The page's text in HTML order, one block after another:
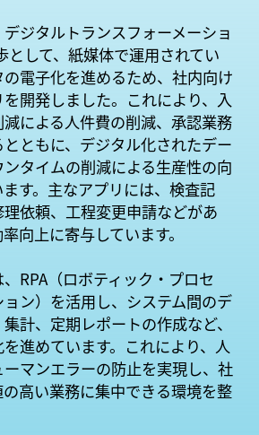
ジタルトランスフォーメーショ
として、紙媒体で運用されてい
電子化を進めるため、社内向け
開発しました。これにより、入
による人件費の削減、承認業務
ともに、デジタル化されたデー
タイムの削減による生産性の向
す。主なアプリには、検査記
依頼、工程変更申請などがあ
向上に寄与しています。
RPA（ロボティック・プロセ
ン）を活用し、システム間のデ
計、定期レポートの作成など、
進めています。これにより、人
マンエラーの防止を実現し、社
高い業務に集中できる環境を整